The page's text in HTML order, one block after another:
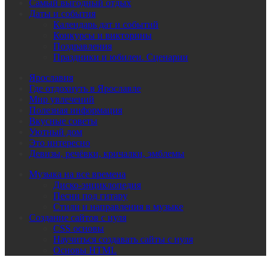
Самый выгодный отдых
Даты и события
Календарь дат и событий
Конкурсы и викторины
Поздравления
Праздники и юбилеи. Сценарии
Ярославия
Где отдохнуть в Ярославле
Мир увлечений
Полезная информация
Вкусные советы
Уютный дом
Это интересно
Девизы, речёвки, кричалки, эмблемы
Музыка на все времена
Диско-энциклопедия
Песни под гитару
Стили и направления в музыке
Создание сайтов с нуля
CSS основы
Научиться создавать сайты с нуля
Основы HTML